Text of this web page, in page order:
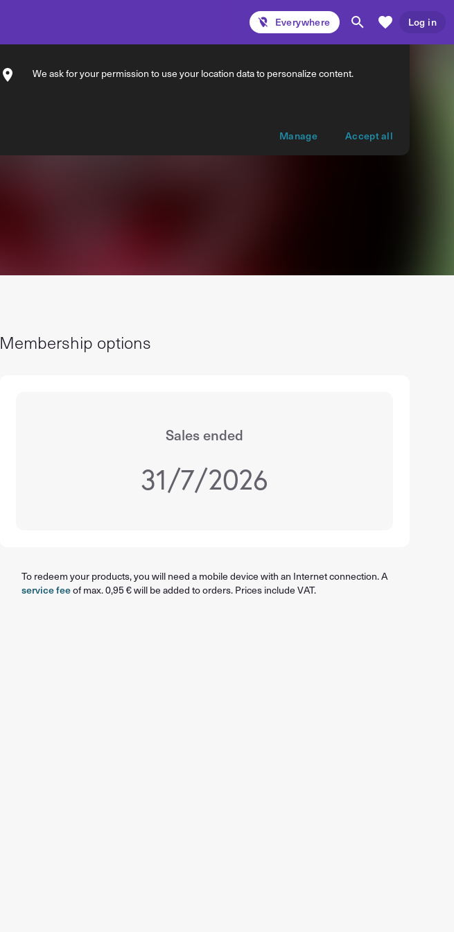
Everywhere Log in
Membership options
Sales ended
31/7/2026
To redeem your products, you will need a mobile device with an Internet connection. A
service feeof max. 0,95 € will be added to orders. Prices include VAT.
We ask for your permission to use your location data to personalize content.
Manage Accept all